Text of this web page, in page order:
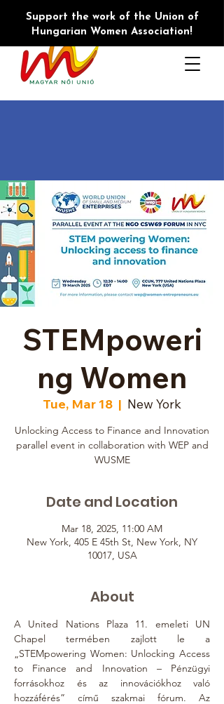
Support the work of the Union of
Hungarian Women Association!
STEMpoweri
ng Women
Tue, Mar 18
  |
New York
Unlocking Access to Finance and Innovation
parallel event in collaboration with WEP and
WUSME
Date and Location
Mar 18, 2025, 11:00 AM
New York, 405 E 45th St, New York, NY
10017, USA
About
A United Nations Plaza 11. emeleti UN
Chapel termében zajlott le a
„STEMpowering Women: Unlocking Access
to Finance and Innovation – Pénzügyi
forrásokhoz és az innovációkhoz való
hozzáférés” című szakmai fórum. Az